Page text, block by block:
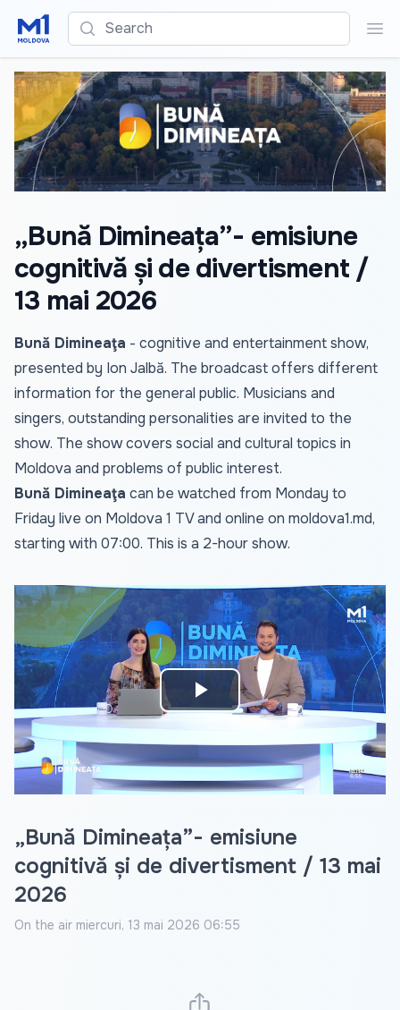
Search
„Bună Dimineața”- emisiune
cognitivă și de divertisment /
13 mai 2026
Bună Dimineaţa - cognitive and entertainment show,
presented by Ion Jalbă. The broadcast offers different
information for the general public. Musicians and
singers, outstanding personalities are invited to the
show. The show covers social and cultural topics in
Moldova and problems of public interest.
Bună Dimineaţa can be watched from Monday to
Friday live on Moldova 1 TV and online on moldova1.md,
starting with 07:00. This is a 2-hour show.
Play
Video
„Bună Dimineața”- emisiune
cognitivă și de divertisment / 13 mai
2026
On the air miercuri, 13 mai 2026 06:55